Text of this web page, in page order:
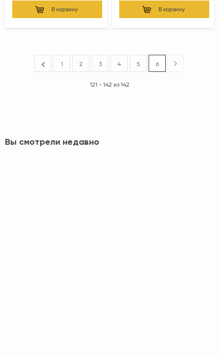
В корзину В корзину
1 2 3 4 5 6
121 - 142 из 142
Вы смотрели недавно